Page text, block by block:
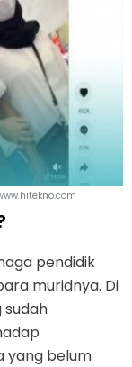
pendidik
muridnya. Di
sudah
yang belum